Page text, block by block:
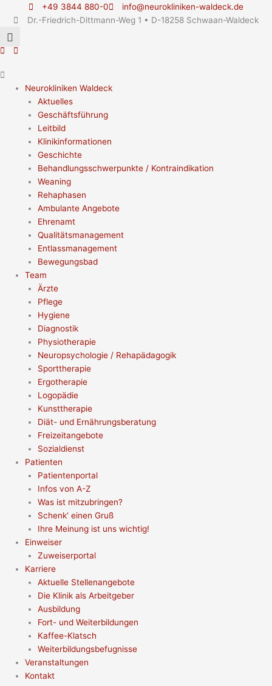
Inhalt
springen
+49 3844 880-0
info@neurokliniken-waldeck.de
Dr.-Friedrich-Dittmann-Weg 1 • D-18258 Schwaan-Waldeck
Menu
Neurokliniken Waldeck
Aktuelles
Geschäftsführung
Leitbild
Klinikinformationen
Geschichte
Behandlungsschwerpunkte / Kontraindikation
Weaning
Rehaphasen
Ambulante Angebote
Ehrenamt
Qualitätsmanagement
Entlassmanagement
Bewegungsbad
Team
Ärzte
Pflege
Hygiene
Diagnostik
Physiotherapie
Neuropsychologie / Rehapädagogik
Sporttherapie
Ergotherapie
Logopädie
Kunsttherapie
Diät- und Ernährungsberatung
Freizeitangebote
Sozialdienst
Patienten
Patientenportal
Infos von A-Z
Was ist mitzubringen?
Schenk‘ einen Gruß
Ihre Meinung ist uns wichtig!
Einweiser
Zuweiserportal
Karriere
Aktuelle Stellenangebote
Die Klinik als Arbeitgeber
Ausbildung
Fort- und Weiterbildungen
Kaffee-Klatsch
Weiterbildungsbefugnisse
Veranstaltungen
Kontakt
Menu
Menu